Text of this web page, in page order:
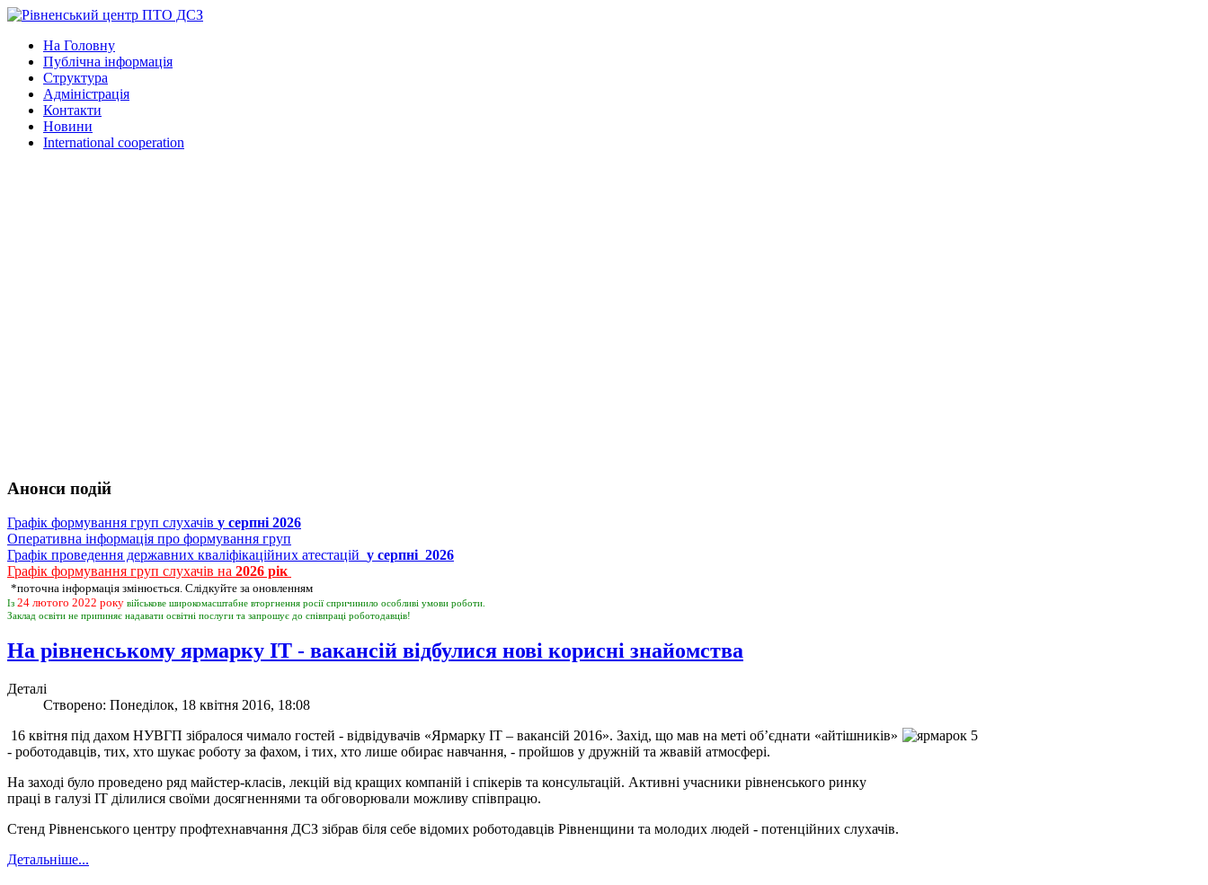
На Головну
Публічна інформація
Структура
Адміністрація
Контакти
Новини
International cooperation
Анонси подій
Графік формування груп слухачів у серпні 2026
Оперативна інформація про формування груп
Графік проведення державних кваліфікаційних атестацій у серпні 2026
Графік формування груп слухачів на 2026 рік
*поточна інформація змінюється. Слідкуйте за оновленням
Із 24 лютого 2022 року військове широкомасштабне вторгнення росії спричинило особливі умови роботи.
Заклад освіти не припиняє надавати освітні послуги та запрошує до співпраці роботодавців!
На рівненському ярмарку ІТ - вакансій відбулися нові корисні знайомства
Деталі
Створено: Понеділок, 18 квітня 2016, 18:08
16 квітня під дахом НУВГП зібралося чимало гостей - відвідувачів «Ярмарку ІТ – вакансій 2016». Захід, що мав на меті об’єднати «айтішників»
- роботодавців, тих, хто шукає роботу за фахом, і тих, хто лише обирає навчання, - пройшов у дружній та жвавій атмосфері.
На заході було проведено ряд майстер-класів, лекцій від кращих компаній і спікерів та консультацій. Активні учасники рівненського ринку
праці в галузі ІТ ділилися своїми досягненнями та обговорювали можливу співпрацю.
Стенд Рівненського центру профтехнавчання ДСЗ зібрав біля себе відомих роботодавців Рівненщини та молодих людей - потенційних слухачів.
Детальніше...